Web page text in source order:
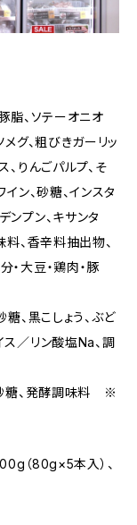
脂、ソテーオニオ
メグ、粗びきガーリッ
、りんごパルプ、そ
イン、砂糖、インスタ
ンプン、キサンタ
料、香辛料抽出物、
大豆・鶏肉・豚
糖、黒こしょう、ぶど
ス／リン酸塩Na、調
砂糖、発酵調味料 ※
（80g×5本入）、